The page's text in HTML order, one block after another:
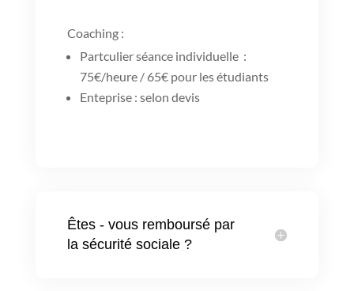
Coaching :
Partculier séance individuelle :
75€/heure / 65€ pour les étudiants
Enteprise : selon devis
Êtes - vous remboursé par
la sécurité sociale ?